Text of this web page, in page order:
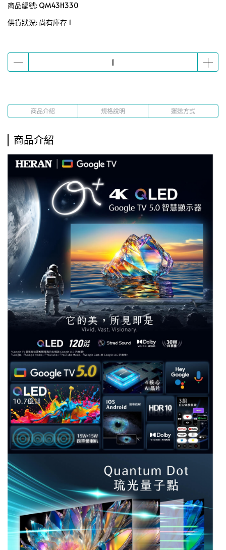
商品編號: QM43H330
供貨狀況: 尚有庫存 1
商品介紹 規格說明 運送方式
商品介紹